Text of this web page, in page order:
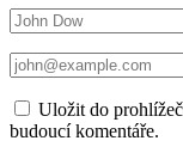
Uložit do
budoucí komentáře.